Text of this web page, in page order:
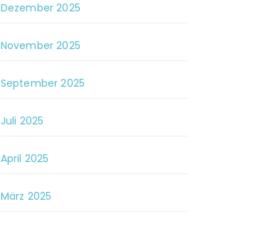
Dezember 2025
November 2025
September 2025
Juli 2025
April 2025
März 2025